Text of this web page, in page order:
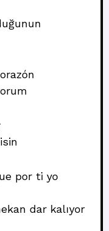
por ti yo
dar kalıyor